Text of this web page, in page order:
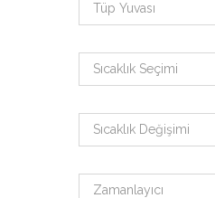
Tüp Yuvası
Sıcaklık Seçimi
Sıcaklık Değişimi
Zamanlayıcı